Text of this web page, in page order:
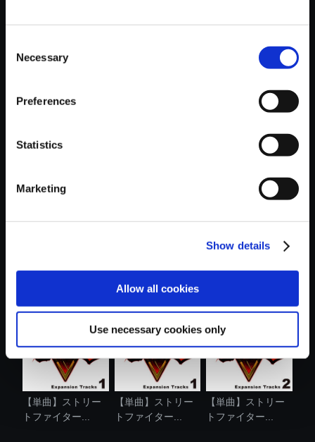
Selection
Necessary
Preferences
Statistics
Marketing
Show details
Allow all cookies
Use necessary cookies only
おすすめ商品
【単曲】ストリー
トファイター...
【単曲】ストリー
トファイター...
【単曲】ストリー
トファイター...